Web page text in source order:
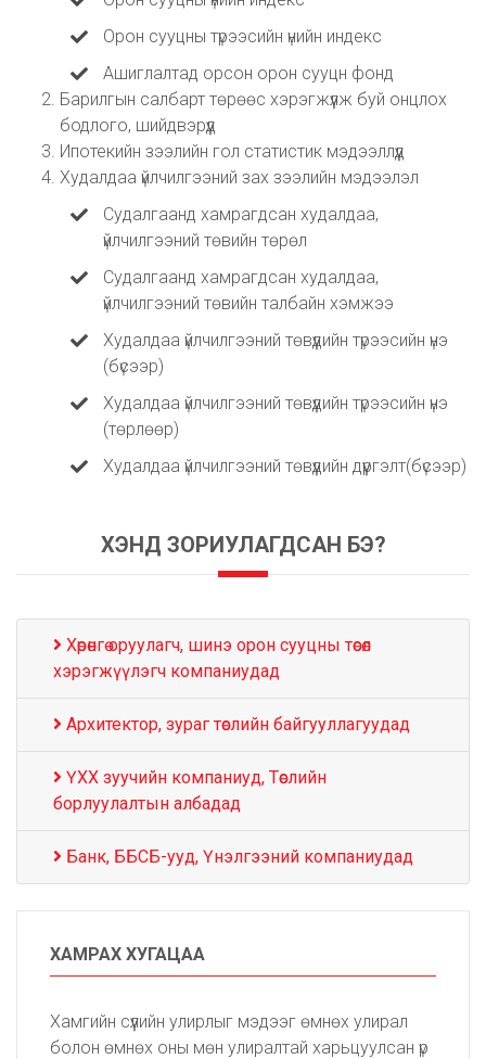
Орон сууцны түрээсийн үнийн индекс
Ашиглалтад орсон орон сууцн фонд
Барилгын салбарт төрөөс хэрэгжүүлж буй онцлох
бодлого, шийдвэрүүд
Ипотекийн зээлийн гол статистик мэдээллүүд
Худалдаа үйлчилгээний зах зээлийн мэдээлэл
Судалгаанд хамрагдсан худалдаа,
үйлчилгээний төвийн төрөл
Судалгаанд хамрагдсан худалдаа,
үйлчилгээний төвийн талбайн хэмжээ
Худалдаа үйлчилгээний төвүүдийн түрээсийн үнэ
(бүсээр)
Худалдаа үйлчилгээний төвүүдийн түрээсийн үнэ
(төрлөөр)
Худалдаа үйлчилгээний төвүүдийн дүүргэлт(бүсээр)
ХЭНД ЗОРИУЛАГДСАН БЭ?
Хөрөнгө оруулагч, шинэ орон сууцны төсөл
хэрэгжүүлэгч компаниудад
Архитектор, зураг төслийн байгууллагуудад
ҮХХ зуучийн компаниуд, Төслийн
борлуулалтын албадад
Банк, ББСБ-ууд, Үнэлгээний компаниудад
ХАМРАХ ХУГАЦАА
Хамгийн сүүлийн улирлыг мэдээг өмнөх улирал
болон өмнөх оны мөн улиралтай харьцуулсан үр